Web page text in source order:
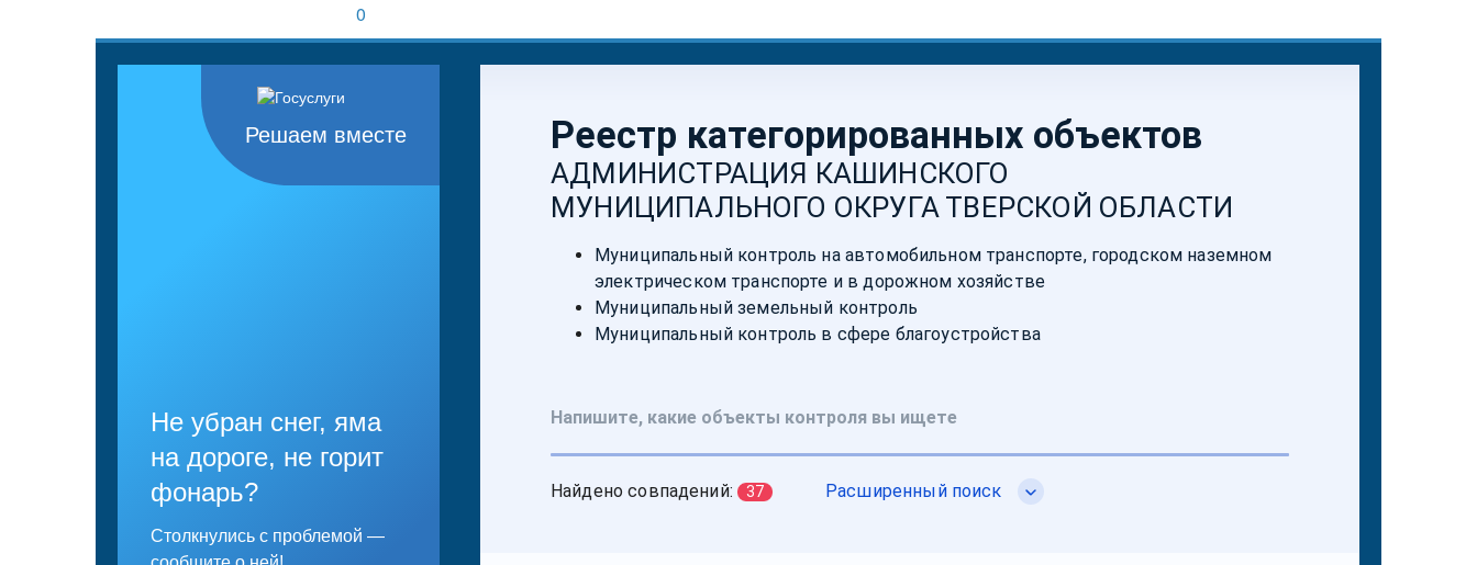
0
Решаем вместе
Не убран снег, яма
на дороге, не горит
фонарь?
Столкнулись с проблемой —